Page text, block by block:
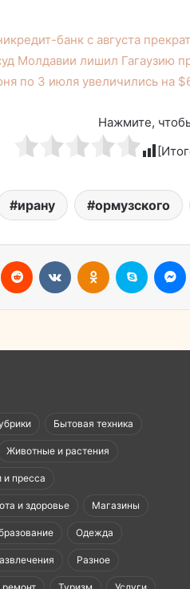
банк с августа
Молдавии лишил Гагаузию
по 3 июля увеличились на
Нажмите,
ирану ормузского
Pinterest Reddit ВконтактеОдноклассники
Skype
Бытовая техника
Животные и растения
и пресса
и здоровье Магазины
Одежда
Разное
ремонт Туризм Услуги